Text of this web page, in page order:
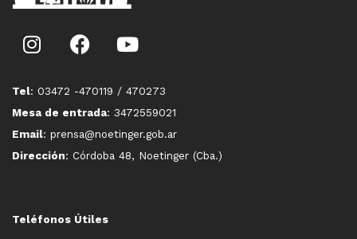
Tel: 03472 -470119 / 470273
Mesa de entrada: 3472559021
Email: prensa@noetinger.gob.ar
Dirección: Córdoba 48, Noetinger (Cba.)
Teléfonos Útiles